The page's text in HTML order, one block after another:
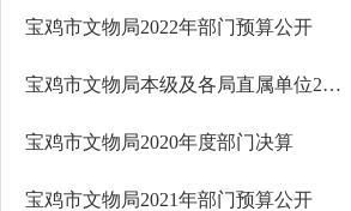
宝鸡市文物局2022年部门预算公开
宝鸡市文物局本级及各局直属单位2020年决算公开
宝鸡市文物局2020年度部门决算
宝鸡市文物局2021年部门预算公开